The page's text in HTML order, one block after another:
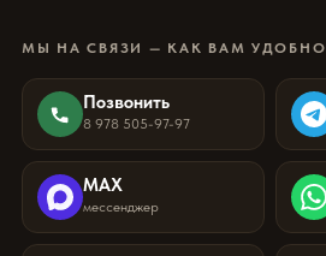
МЫ НА СВЯЗИ — КАК ВАМ УДОБНО
Позвонить
8 978 505-97-97
MAX
мессенджер